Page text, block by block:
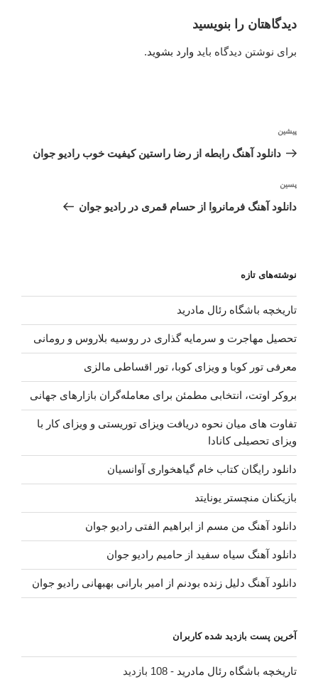
دیدگاهتان را بنویسید
برای نوشتن دیدگاه باید وارد بشوید.
نوشته
قبلی
پیشین
دانلود آهنگ رابطه از رضا راستین کیفیت خوب رادیو جوان
نوشته‌ٔ
بعدی
پسین
دانلود آهنگ فرمانروا از حسام قمری در رادیو جوان
نوشته‌های تازه
تاریخچه باشگاه رئال مادرید
تحصیل مهاجرت و سرمایه گذاری در روسیه بلاروس و رومانی
معرفی تور کوبا و ویزای کوبا، تور اقساطی مالزی
بروکر اوتت، انتخابی مطمئن برای معامله‌گران بازارهای جهانی
تفاوت های میان نحوه دریافت ویزای توریستی و ویزای کار با
ویزای تحصیلی کانادا
دانلود رایگان کتاب خام گیاهخواری آوانسیان
بازیکنان منچستر یونایتد
دانلود آهنگ من مسم از ابراهیم الفتی رادیو جوان
دانلود آهنگ سیاه سفید از حامیم رادیو جوان
دانلود آهنگ دلیل زنده بودنم از امیر بارانی بهبهانی رادیو جوان
آخرین پست بازدید شده کاربران
تاریخچه باشگاه رئال مادرید - 108 بازدید